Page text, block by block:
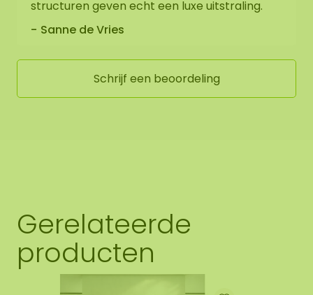
structuren geven echt een luxe uitstraling.
Sanne de Vries
Schrijf een beoordeling
Gerelateerde
producten